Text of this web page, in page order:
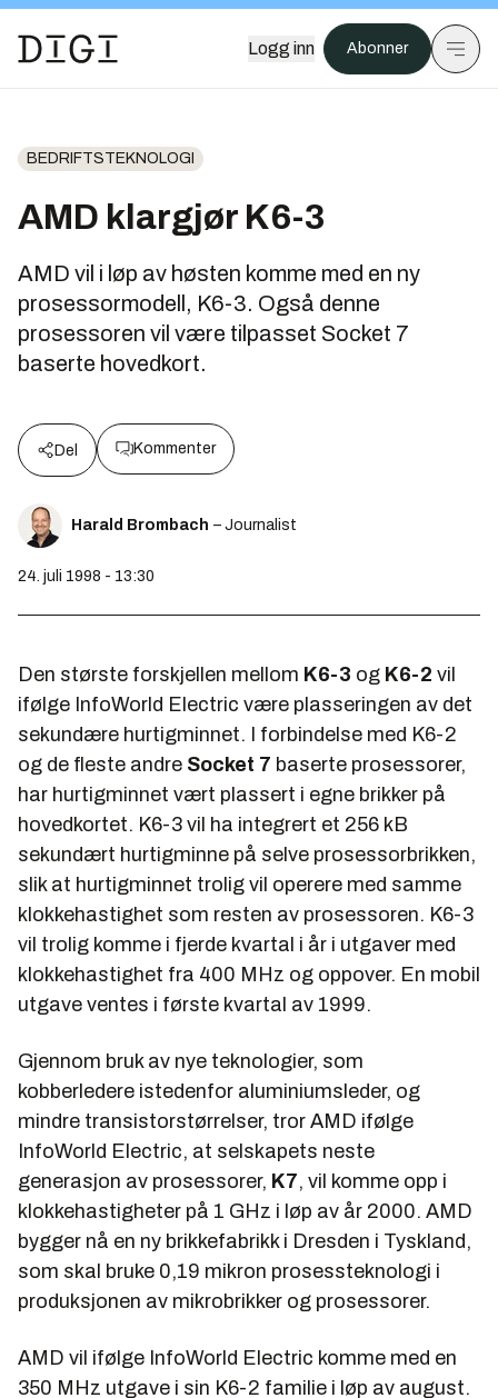
Logg inn Abonner
BEDRIFTSTEKNOLOGI
AMD klargjør K6-3
AMD vil i løp av høsten komme med en ny
prosessormodell, K6-3. Også denne
prosessoren vil være tilpasset Socket 7
baserte hovedkort.
Del Kommenter
Harald Brombach – Journalist
24. juli 1998 - 13:30
Den største forskjellen mellom K6-3 og K6-2 vil
ifølge InfoWorld Electric være plasseringen av det
sekundære hurtigminnet. I forbindelse med K6-2
og de fleste andre Socket 7 baserte prosessorer,
har hurtigminnet vært plassert i egne brikker på
hovedkortet. K6-3 vil ha integrert et 256 kB
sekundært hurtigminne på selve prosessorbrikken,
slik at hurtigminnet trolig vil operere med samme
klokkehastighet som resten av prosessoren. K6-3
vil trolig komme i fjerde kvartal i år i utgaver med
klokkehastighet fra 400 MHz og oppover. En mobil
utgave ventes i første kvartal av 1999.
Gjennom bruk av nye teknologier, som
kobberledere istedenfor aluminiumsleder, og
mindre transistorstørrelser, tror AMD ifølge
InfoWorld Electric, at selskapets neste
generasjon av prosessorer, K7, vil komme opp i
klokkehastigheter på 1 GHz i løp av år 2000. AMD
bygger nå en ny brikkefabrikk i Dresden i Tyskland,
som skal bruke 0,19 mikron prosessteknologi i
produksjonen av mikrobrikker og prosessorer.
AMD vil ifølge InfoWorld Electric komme med en
350 MHz utgave i sin K6-2 familie i løp av august.